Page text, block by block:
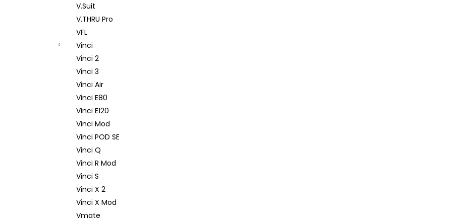
V.Suit
V.THRU Pro
VFL
Vinci
Vinci 2
Vinci 3
Vinci Air
Vinci E80
Vinci E120
Vinci Mod
Vinci POD SE
Vinci Q
Vinci R Mod
Vinci S
Vinci X 2
Vinci X Mod
Vmate